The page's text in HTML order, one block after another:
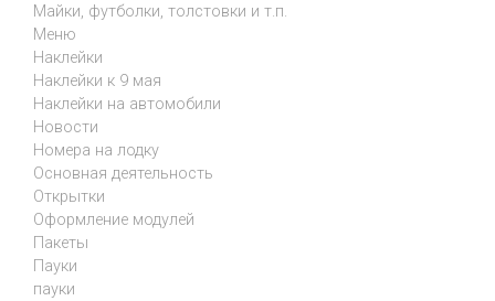
Майки, футболки, толстовки и т.п.
Меню
Наклейки
Наклейки к 9 мая
Наклейки на автомобили
Новости
Номера на лодку
Основная деятельность
Открытки
Оформление модулей
Пакеты
Пауки
пауки